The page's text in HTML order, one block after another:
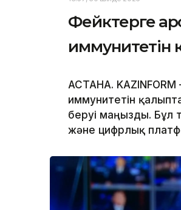
Фейктерге
иммунитетін
АСТАНА.
иммунитетін
беруі маңызды. Бұл
және цифрлық